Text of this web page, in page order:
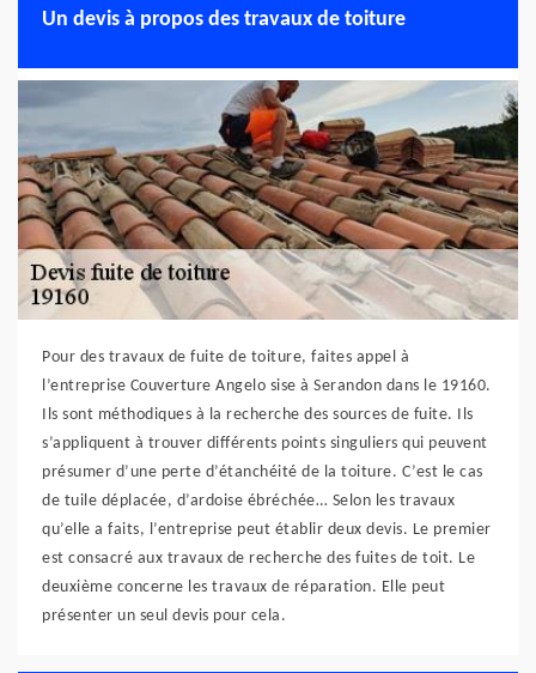
Un devis à propos des travaux de toiture
Pour des travaux de fuite de toiture, faites appel à
l’entreprise Couverture Angelo sise à Serandon dans le 19160.
Ils sont méthodiques à la recherche des sources de fuite. Ils
s’appliquent à trouver différents points singuliers qui peuvent
présumer d’une perte d’étanchéité de la toiture. C’est le cas
de tuile déplacée, d’ardoise ébréchée… Selon les travaux
qu’elle a faits, l’entreprise peut établir deux devis. Le premier
est consacré aux travaux de recherche des fuites de toit. Le
deuxième concerne les travaux de réparation. Elle peut
présenter un seul devis pour cela.